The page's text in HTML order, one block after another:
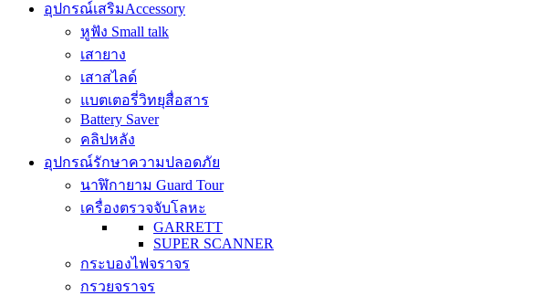
อุปกรณ์เสริมAccessory
หูฟัง Small talk
เสายาง
เสาสไลด์
แบตเตอรี่วิทยุสื่อสาร
Battery Saver
คลิปหลัง
อุปกรณ์รักษาความปลอดภัย
นาฬิกายาม Guard Tour
เครื่องตรวจจับโลหะ
GARRETT
SUPER SCANNER
กระบองไฟจราจร
กรวยจราจร